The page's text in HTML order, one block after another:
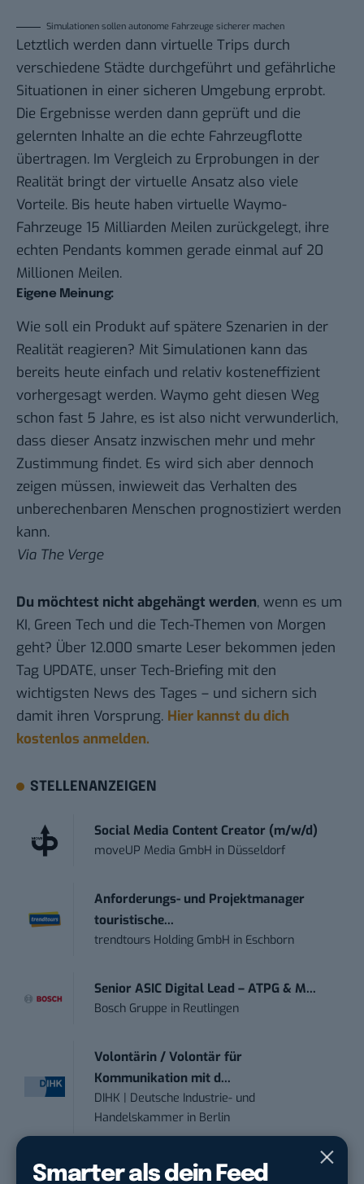
Smarter als dein Feed
Simulationen sollen autonome Fahrzeuge sicherer machen
Letztlich werden dann virtuelle Trips durch
verschiedene Städte durchgeführt und gefährliche
Situationen in einer sicheren Umgebung erprobt.
Die Ergebnisse werden dann geprüft und die
gelernten Inhalte an die echte Fahrzeugflotte
übertragen. Im Vergleich zu Erprobungen in der
Realität bringt der virtuelle Ansatz also viele
Vorteile. Bis heute haben virtuelle Waymo-
Fahrzeuge 15 Milliarden Meilen zurückgelegt, ihre
echten Pendants kommen gerade einmal auf 20
Millionen Meilen.
Eigene Meinung:
Wie soll ein Produkt auf spätere Szenarien in der
Realität reagieren? Mit Simulationen kann das
bereits heute einfach und relativ kosteneffizient
vorhergesagt werden. Waymo geht diesen Weg
schon fast 5 Jahre, es ist also nicht verwunderlich,
dass dieser Ansatz inzwischen mehr und mehr
Zustimmung findet. Es wird sich aber dennoch
zeigen müssen, inwieweit das Verhalten des
unberechenbaren Menschen prognostiziert werden
kann.
Via The Verge
Du möchtest nicht abgehängt werden, wenn es um
KI, Green Tech und die Tech-Themen von Morgen
geht? Über 12.000 smarte Leser bekommen jeden
Tag UPDATE, unser Tech-Briefing mit den
wichtigsten News des Tages – und sichern sich
damit ihren Vorsprung. Hier kannst du dich
kostenlos anmelden.
STELLENANZEIGEN
Social Media Content Creator (m/w/d)
moveUP Media GmbH in Düsseldorf
Anforderungs- und Projektmanager
touristische...
trendtours Holding GmbH in Eschborn
Senior ASIC Digital Lead – ATPG & M...
Bosch Gruppe in Reutlingen
Volontärin / Volontär für
Kommunikation mit d...
DIHK | Deutsche Industrie- und
Handelskammer in Berlin
Teamleiter (m/w/d) Customer